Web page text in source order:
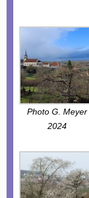
Photo G. Meyer
2024